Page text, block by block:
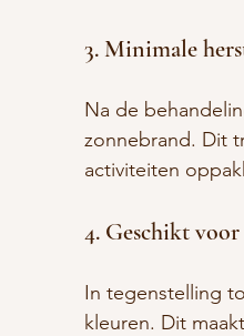
3. Minimale
Na de
zonnebrand. Dit
activiteiten
4. Geschikt
In tegenstelling
kleuren. Dit